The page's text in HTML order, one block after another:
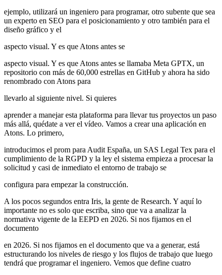
ejemplo, utilizará un ingeniero para programar, otro subente que sea
un experto en SEO para el posicionamiento y otro también para el
diseño gráfico y el
aspecto visual. Y es que Atons antes se
aspecto visual. Y es que Atons antes se llamaba Meta GPTX, un
repositorio con más de 60,000 estrellas en GitHub y ahora ha sido
renombrado con Atons para
llevarlo al siguiente nivel. Si quieres
aprender a manejar esta plataforma para llevar tus proyectos un paso
más allá, quédate a ver el vídeo. Vamos a crear una aplicación en
Atons. Lo primero,
introducimos el prom para Audit España, un SAS Legal Tex para el
cumplimiento de la RGPD y la ley el sistema empieza a procesar la
solicitud y casi de inmediato el entorno de trabajo se
configura para empezar la construcción.
A los pocos segundos entra Iris, la gente de Research. Y aquí lo
importante no es solo que escriba, sino que va a analizar la
normativa vigente de la EEPD en 2026. Si nos fijamos en el
documento
en 2026. Si nos fijamos en el documento que va a generar, está
estructurando los niveles de riesgo y los flujos de trabajo que luego
tendrá que programar el ingeniero. Vemos que define cuatro